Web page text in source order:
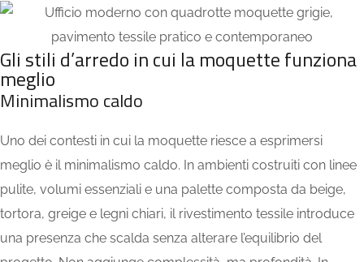
Gli stili d’arredo in cui la moquette funziona
meglio
Minimalismo caldo
Uno dei contesti in cui la moquette riesce a esprimersi
meglio è il minimalismo caldo. In ambienti costruiti con linee
pulite, volumi essenziali e una palette composta da beige,
tortora, greige e legni chiari, il rivestimento tessile introduce
una presenza che scalda senza alterare l’equilibrio del